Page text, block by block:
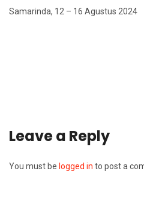
Samarinda, 12 – 16 Agustus 2024
Leave a Reply
You must be logged in to post a